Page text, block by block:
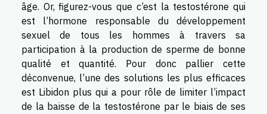
âge. Or, figurez-vous que c’est la testostérone qui
est l’hormone responsable du développement
sexuel de tous les hommes à travers sa
participation à la production de sperme de bonne
qualité et quantité. Pour donc pallier cette
déconvenue, l’une des solutions les plus efficaces
est Libidon plus qui a pour rôle de limiter l’impact
de la baisse de la testostérone par le biais de ses